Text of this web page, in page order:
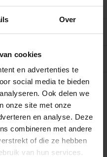
Over
cookies
en advertenties te
social media te bieden
Ook delen we
onze site met onze
en analyse. Deze
combineren met andere
of die ze hebben
van hun services.
besteld, dezelfde dag
€5,35
Totaal:
per stuk en bespaar 10%